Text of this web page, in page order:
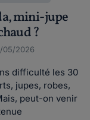
mini-jupe
?
05/2026
difficulté les 30
jupes, robes,
peut-on venir